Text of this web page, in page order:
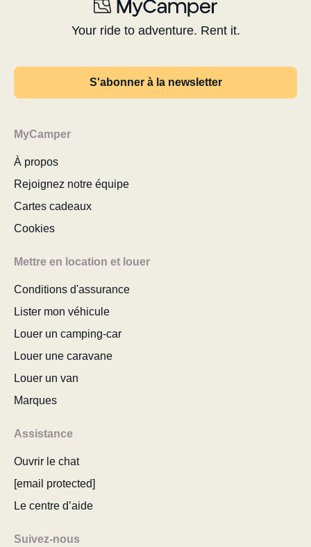
Your ride to adventure. Rent it.
S'abonner à la newsletter
MyCamper
À propos
Rejoignez notre équipe
Cartes cadeaux
Cookies
Mettre en location et louer
Conditions d'assurance
Lister mon véhicule
Louer un camping-car
Louer une caravane
Louer un van
Marques
Assistance
Ouvrir le chat
[email protected]
Le centre d’aide
Suivez-nous